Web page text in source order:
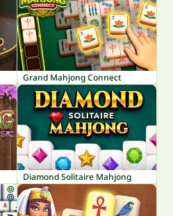
Grand Mahjong Connect
Diamond Solitaire Mahjong